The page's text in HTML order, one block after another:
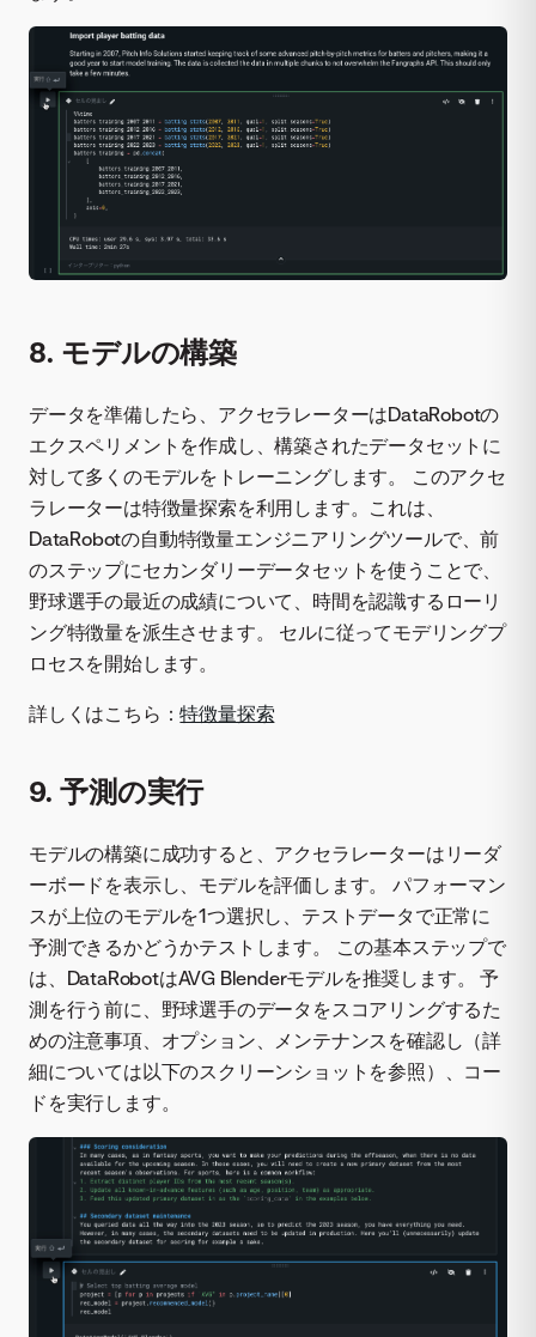
8. モデルの構築
データを準備したら、アクセラレーターはDataRobotの
エクスペリメントを作成し、構築されたデータセットに
対して多くのモデルをトレーニングします。 このアクセ
ラレーターは特徴量探索を利用します。これは、
DataRobotの自動特徴量エンジニアリングツールで、前
のステップにセカンダリーデータセットを使うことで、
野球選手の最近の成績について、時間を認識するローリ
ング特徴量を派生させます。 セルに従ってモデリングプ
ロセスを開始します。
詳しくはこちら：特徴量探索
9. 予測の実行
モデルの構築に成功すると、アクセラレーターはリーダ
ーボードを表示し、モデルを評価します。 パフォーマン
スが上位のモデルを1つ選択し、テストデータで正常に
予測できるかどうかテストします。 この基本ステップで
は、DataRobotはAVG Blenderモデルを推奨します。 予
測を行う前に、野球選手のデータをスコアリングするた
めの注意事項、オプション、メンテナンスを確認し（詳
細については以下のスクリーンショットを参照）、コー
ドを実行します。